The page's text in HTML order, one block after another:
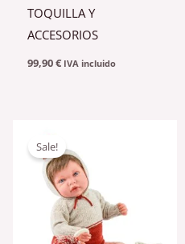
TOQUILLA Y
ACCESORIOS
99,90€ IVA incluido
Sale! original
era:
99,90 €.